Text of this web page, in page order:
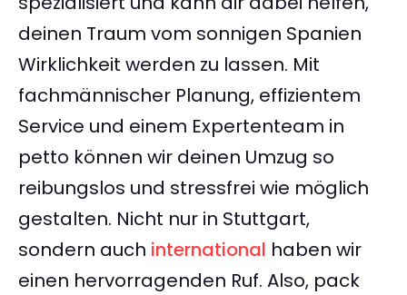
deinen Traum vom sonnigen Spanien
Wirklichkeit werden zu lassen. Mit
fachmännischer Planung, effizientem
Service und einem Expertenteam in
petto können wir deinen Umzug so
reibungslos und stressfrei wie möglich
gestalten. Nicht nur in Stuttgart,
sondern auch international haben wir
einen hervorragenden Ruf. Also, pack